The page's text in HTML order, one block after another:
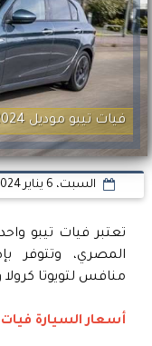
فيات تيبو موديل 2024
السبت، 6 يناير 2024
تعتبر فيات تيبو
المصري، وتتوفر
منافس لتويوتا
أسعار السيارة فيات